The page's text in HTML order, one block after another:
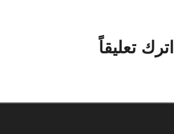
اترك تعليقاً